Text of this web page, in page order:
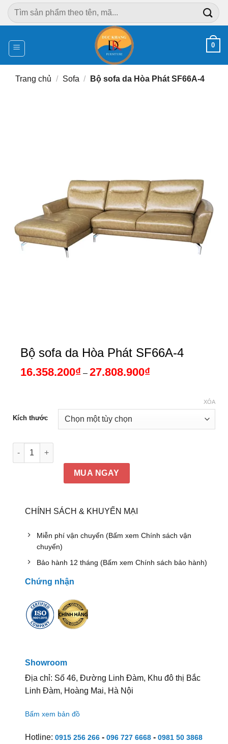
Chuyển
đến
dung
Tìm
kiếm:
0
Trang chủ / Sofa / Bộ sofa da Hòa Phát SF66A-4
Bộ sofa da Hòa Phát SF66A-4
16.358.200₫ – 27.808.900₫Khoảng
27.808.900₫
Kích thước
XÓA
Bộ sofa da Hòa Phát SF66A-4 số lượng
MUA NGAY
CHÍNH SÁCH & KHUYẾN MẠI
Miễn phí vận chuyển (Bấm xem Chính sách vận
chuyển)
Bảo hành 12 tháng (Bấm xem Chính sách bảo hành)
Chứng nhận
Showroom
Địa chỉ: Số 46, Đường Linh Đàm, Khu đô thị Bắc
Linh Đàm, Hoàng Mai, Hà Nội
Bấm xem bản đồ
Hotline: 0915 256 266- 096 727 6668- 0981 50 3868